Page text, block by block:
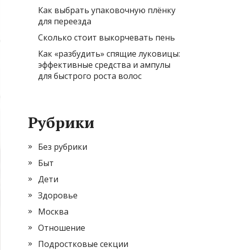
Как выбрать упаковочную плёнку
для переезда
Сколько стоит выкорчевать пень
Как «разбудить» спящие луковицы:
эффективные средства и ампулы
для быстрого роста волос
Рубрики
Без рубрики
Быт
Дети
Здоровье
Москва
Отношение
Подростковые секции